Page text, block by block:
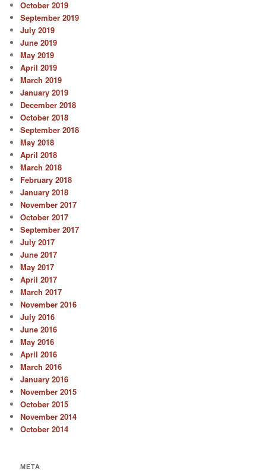
October 2019
September 2019
July 2019
June 2019
May 2019
April 2019
March 2019
January 2019
December 2018
October 2018
September 2018
May 2018
April 2018
March 2018
February 2018
January 2018
November 2017
October 2017
September 2017
July 2017
June 2017
May 2017
April 2017
March 2017
November 2016
July 2016
June 2016
May 2016
April 2016
March 2016
January 2016
November 2015
October 2015
November 2014
October 2014
META